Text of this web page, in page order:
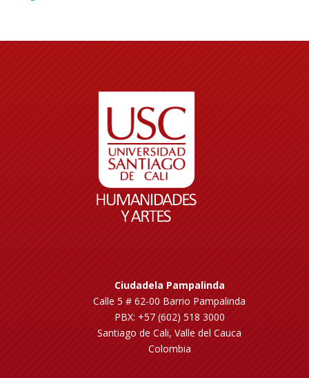
Ciudadela Pampalinda
Calle 5 # 62-00 Barrio Pampalinda
PBX: +57 (602) 518 3000
Santiago de Cali, Valle del Cauca
Colombia